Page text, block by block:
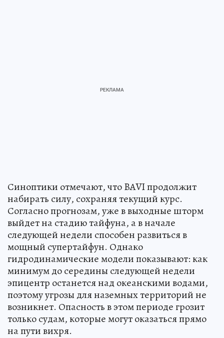
Синоптики отмечают, что BAVI продолжит
набирать силу, сохраняя текущий курс.
Согласно прогнозам, уже в выходные шторм
выйдет на стадию тайфуна, а в начале
следующей недели способен развиться в
мощный супертайфун. Однако
гидродинамические модели показывают: как
минимум до середины следующей недели
эпицентр останется над океанскими водами,
поэтому угрозы для наземных территорий не
возникнет. Опасность в этом периоде грозит
только судам, которые могут оказаться прямо
на пути вихря.